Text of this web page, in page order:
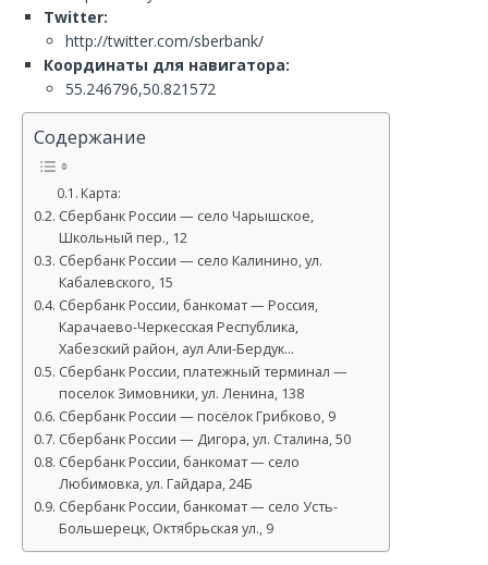
Twitter:
http://twitter.com/sberbank/
Координаты для навигатора:
55.246796,50.821572
Содержание
Карта:
Сбербанк России — село Чарышское,
Школьный пер., 12
Сбербанк России — село Калинино, ул.
Кабалевского, 15
Сбербанк России, банкомат — Россия,
Карачаево-Черкесская Республика,
Хабезский район, аул Али-Бердук…
Сбербанк России, платежный терминал —
поселок Зимовники, ул. Ленина, 138
Сбербанк России — посёлок Грибково, 9
Сбербанк России — Дигора, ул. Сталина, 50
Сбербанк России, банкомат — село
Любимовка, ул. Гайдара, 24Б
Сбербанк России, банкомат — село Усть-
Большерецк, Октябрьская ул., 9